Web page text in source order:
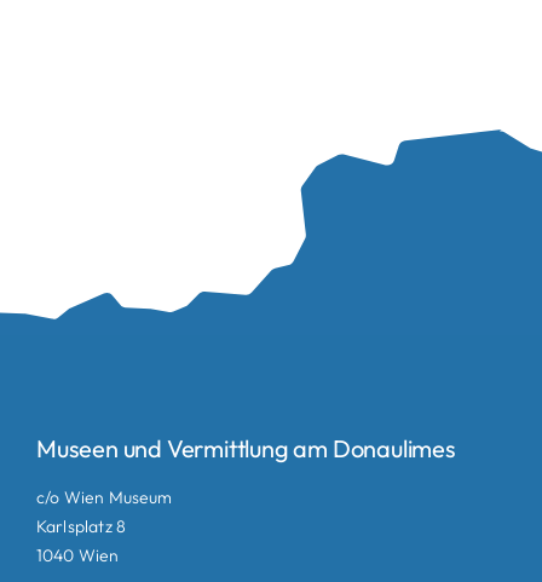
Museen und Vermittlung am Donaulimes
c/o Wien Museum
Karlsplatz 8
1040 Wien